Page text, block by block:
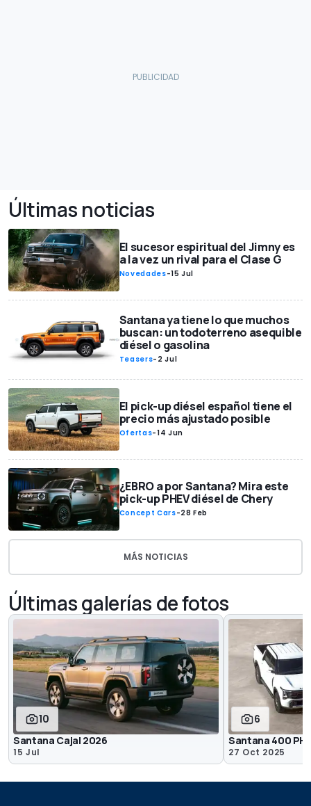
Últimas noticias
El sucesor espiritual del Jimny es
a la vez un rival para el Clase G
Novedades-15 Jul
Santana ya tiene lo que muchos
buscan: un todoterreno asequible
diésel o gasolina
Teasers- 2 Jul
El pick-up diésel español tiene el
precio más ajustado posible
Ofertas-14 Jun
¿EBRO a por Santana? Mira este
pick-up PHEV diésel de Chery
Concept Cars-28 Feb
MÁS NOTICIAS
Últimas galerías de fotos
10
Santana Cajal 2026
15 Jul
6
Santana 400
27 Oct 2025